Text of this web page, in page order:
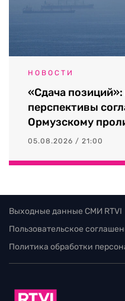
НОВОСТИ
«Сдача
перспективы
Ормузскому
05.08.2026 / 21:00
Выходные данные СМИ RTVI
Пользовательское
Политика обработки